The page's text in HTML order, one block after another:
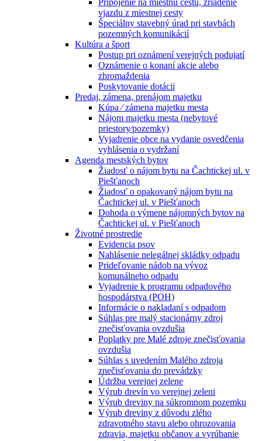
Pripojenie na miestnu cestu, zriadenie
vjazdu z miestnej cesty
Špeciálny stavebný úrad pri stavbách
pozemných komunikácií
Kultúra a šport
Postup pri oznámení verejných podujatí
Oznámenie o konaní akcie alebo
zhromaždenia
Poskytovanie dotácii
Predaj, zámena, prenájom majetku
Kúpa ⁄ zámena majetku mesta
Nájom majetku mesta (nebytové
priestory⁄pozemky)
Vyjadrenie obce na vydanie osvedčenia
vyhlásenia o vydržaní
Agenda mestských bytov
Žiadosť o nájom bytu na Čachtickej ul. v
Piešťanoch
Žiadosť o opakovaný nájom bytu na
Čachtickej ul. v Piešťanoch
Dohoda o výmene nájomných bytov na
Čachtickej ul. v Piešťanoch
Životné prostredie
Evidencia psov
Nahlásenie nelegálnej skládky odpadu
Prideľovanie nádob na vývoz
komunálneho odpadu
Vyjadrenie k programu odpadového
hospodárstva (POH)
Informácie o nakladaní s odpadom
Súhlas pre malý stacionárny zdroj
znečisťovania ovzdušia
Poplatky pre Malé zdroje znečisťovania
ovzdušia
Súhlas s uvedením Malého zdroja
znečisťovania do prevádzky
Údržba verejnej zelene
Výrub drevín vo verejnej zeleni
Výrub dreviny na súkromnom pozemku
Výrub dreviny z dôvodu zlého
zdravotného stavu alebo ohrozovania
zdravia, majetku občanov a vyrúbanie